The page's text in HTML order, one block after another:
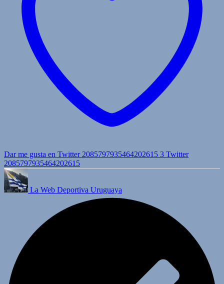
Dar me gusta en Twitter 2085797935464202615 3 Twitter
2085797935464202615
La Web Deportiva Uruguaya